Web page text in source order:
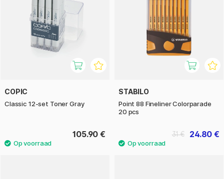
COPIC
Classic 12-set Toner Gray
105.90 €
STABILO
Point 88 Fineliner Colorparade
20 pcs
24.80 €
31 €